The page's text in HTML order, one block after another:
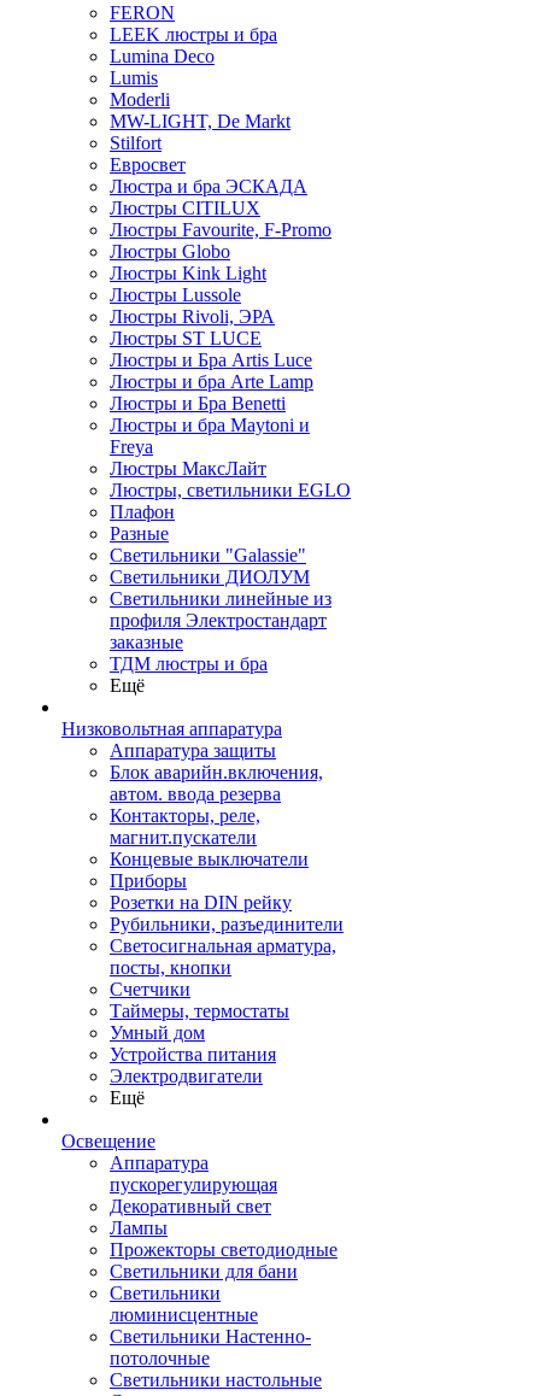
FERON
LEEK люстры и бра
Lumina Deco
Lumis
Moderli
MW-LIGHT, De Markt
Stilfort
Евросвет
Люстра и бра ЭСКАДА
Люстры CITILUX
Люстры Favourite, F-Promo
Люстры Globo
Люстры Kink Light
Люстры Lussole
Люстры Rivoli, ЭРА
Люстры ST LUCE
Люстры и Бра Artis Luce
Люстры и бра Arte Lamp
Люстры и Бра Benetti
Люстры и бра Maytoni и
Freya
Люстры МаксЛайт
Люстры, светильники EGLO
Плафон
Разные
Светильники "Galassie"
Светильники ДИОЛУМ
Светильники линейные из
профиля Электростандарт
заказные
ТДМ люстры и бра
Ещё
Низковольтная аппаратура
Аппаратура защиты
Блок аварийн.включения,
автом. ввода резерва
Контакторы, реле,
магнит.пускатели
Концевые выключатели
Приборы
Розетки на DIN рейку
Рубильники, разъединители
Светосигнальная арматура,
посты, кнопки
Счетчики
Таймеры, термостаты
Умный дом
Устройства питания
Электродвигатели
Ещё
Освещение
Аппаратура
пускорегулирующая
Декоративный свет
Лампы
Прожекторы светодиодные
Светильники для бани
Светильники
люминисцентные
Светильники Настенно-
потолочные
Светильники настольные